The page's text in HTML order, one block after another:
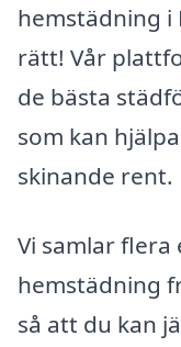
hemstädning i
rätt! Vår
de bästa
som kan
skinande rent.
Vi samlar
hemstädning
så att du kan